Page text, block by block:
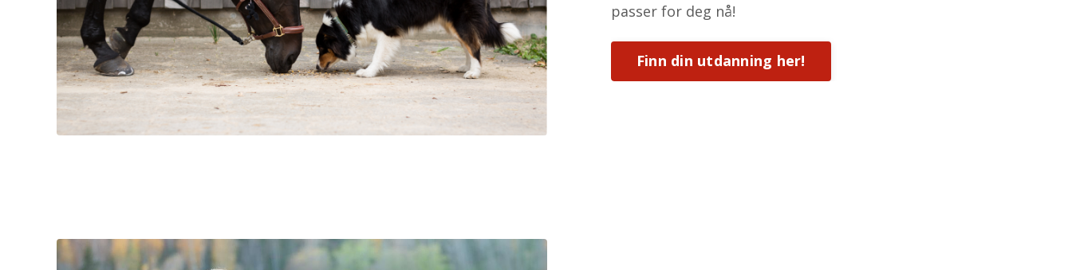
passer for deg nå!
Finn din utdanning her!